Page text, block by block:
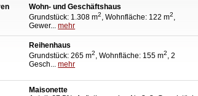
Wohn- und Geschäftshaus
Grundstück: 1.308 m2 , Wohnfläche: 122 m2
Gewer...mehr
Reihenhaus
Grundstück: 265 m2 , Wohnfläche: 155 m2
, 2
Gesch...mehr
Maisonette